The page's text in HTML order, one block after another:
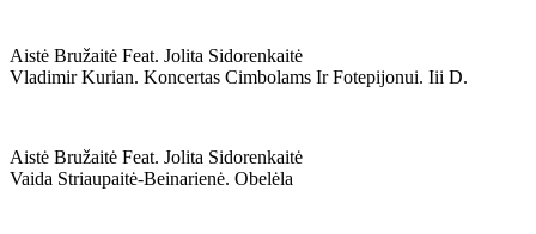
Aistė Bružaitė Feat. Jolita Sidorenkaitė
Vladimir Kurian. Koncertas Cimbolams Ir Fotepijonui. Iii D.
Aistė Bružaitė Feat. Jolita Sidorenkaitė
Vaida Striaupaitė-Beinarienė. Obelėla